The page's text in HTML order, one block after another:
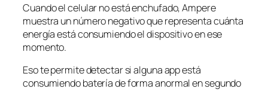
Cuando el celular no está enchufado, Ampere
muestra un número negativo que representa cuánta
energía está consumiendo el dispositivo en ese
momento.
Eso te permite detectar si alguna app está
consumiendo batería de forma anormal en segundo